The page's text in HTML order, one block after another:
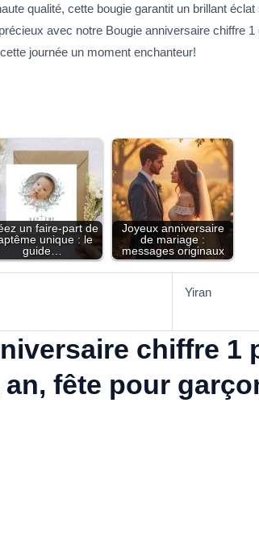
qualité, cette bougie garantit un brillant
avec notre Bougie anniversaire chiffre
journée un moment enchanteur!
un faire-part de
unique : le
guide…
Joyeux anniversaire
de mariage :
messages originaux
Yiran
chiffre 1
fête pour